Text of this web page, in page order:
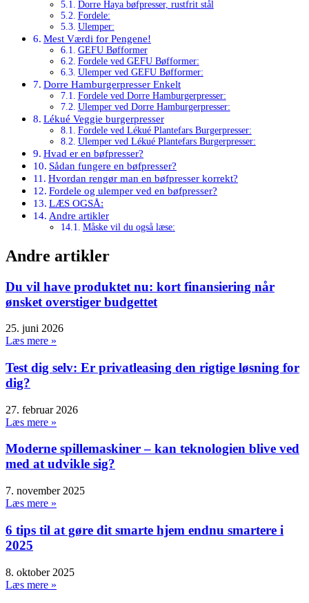
Dorre Haya bøfpresser, rustfrit stål
Fordele:
Ulemper:
Mest Værdi for Pengene!
GEFU Bøfformer
Fordele ved GEFU Bøfformer:
Ulemper ved GEFU Bøfformer:
Dorre Hamburgerpresser Enkelt
Fordele ved Dorre Hamburgerpresser:
Ulemper ved Dorre Hamburgerpresser:
Lékué Veggie burgerpresser
Fordele ved Lékué Plantefars Burgerpresser:
Ulemper ved Lékué Plantefars Burgerpresser:
Hvad er en bøfpresser?
Sådan fungere en bøfpresser?
Hvordan rengør man en bøfpresser korrekt?
Fordele og ulemper ved en bøfpresser?
LÆS OGSÅ:
Andre artikler
Måske vil du også læse:
Andre artikler
Du vil have produktet nu: kort finansiering når
ønsket overstiger budgettet
25. juni 2026
Læs mere »
Test dig selv: Er privatleasing den rigtige løsning for
dig?
27. februar 2026
Læs mere »
Moderne spillemaskiner – kan teknologien blive ved
med at udvikle sig?
7. november 2025
Læs mere »
6 tips til at gøre dit smarte hjem endnu smartere i
2025
8. oktober 2025
Læs mere »